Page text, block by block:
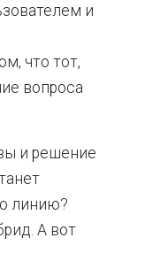
и
что тот,
вопроса
и решение
линию?
А вот